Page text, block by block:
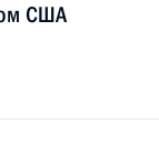
США